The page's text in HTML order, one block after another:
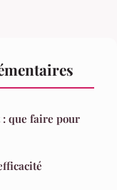
: que faire pour